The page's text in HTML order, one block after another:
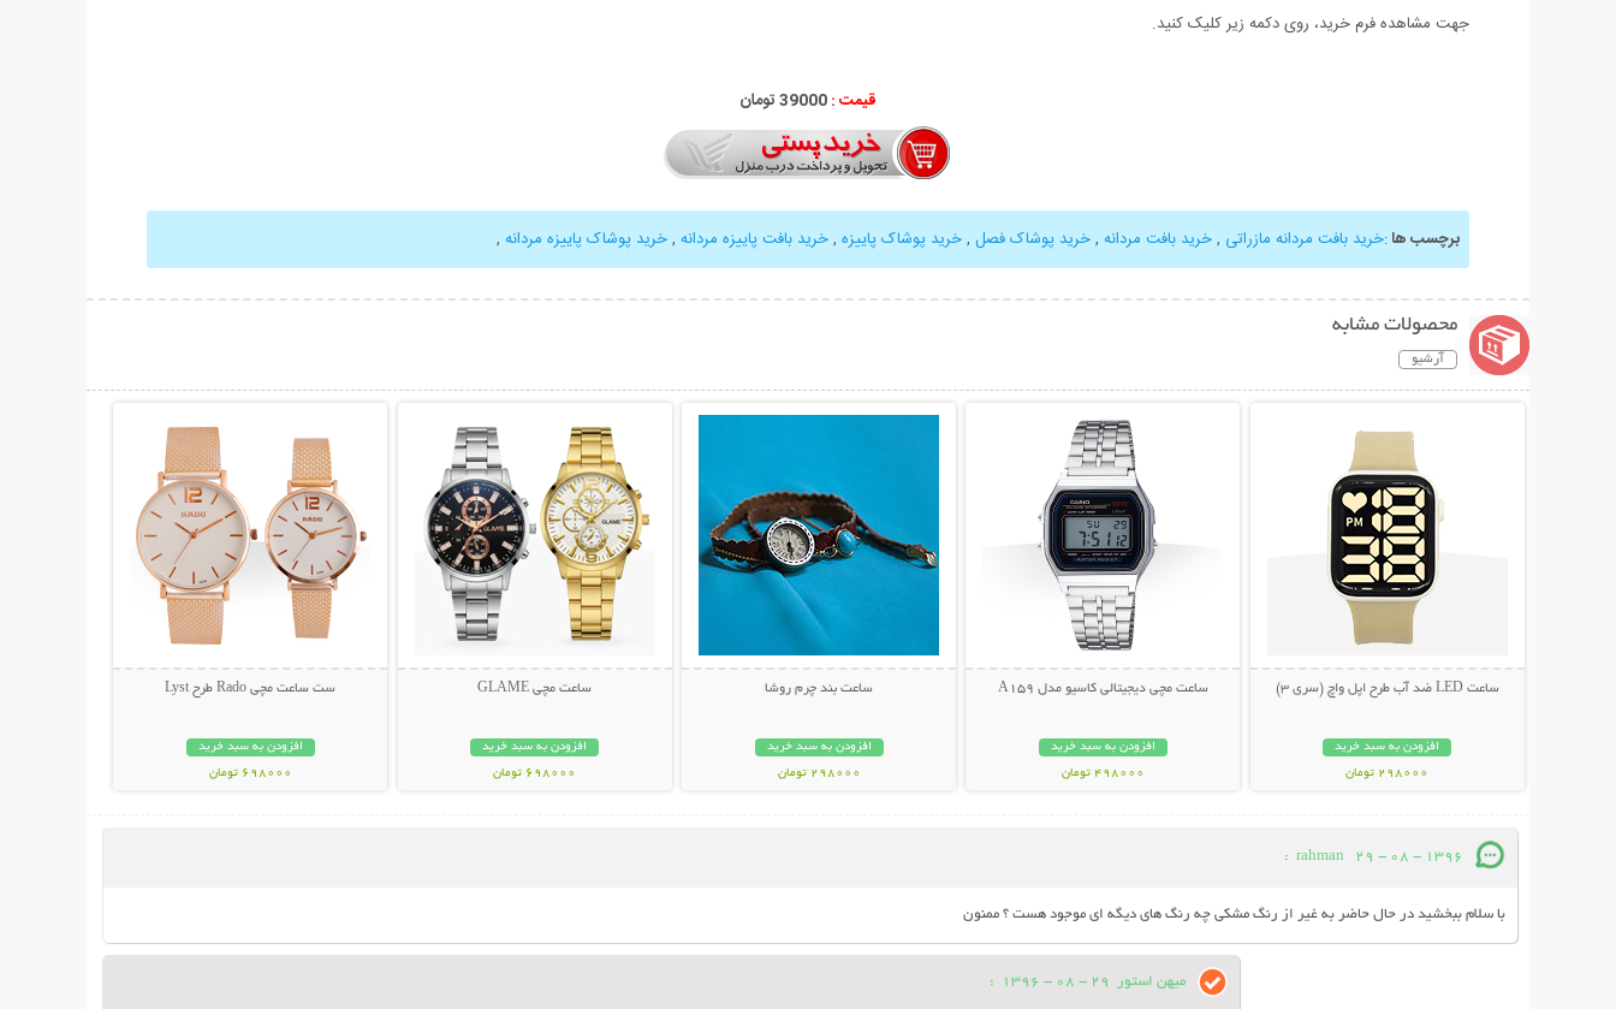
جهت مشاهده فرم خرید، روی دکمه زیر کلیک کنید.
قیمت :39000 تومان
برچسب ها:خرید بافت مردانه مازراتی ,خرید بافت مردانه ,خرید پوشاک فصل ,خرید پوشاک پاییزه ,خرید بافت پاییزه مردانه ,خرید پوشاک پاییزه مردانه ,
محصولات مشابه
آرشیو
ساعت LED ضد آب طرح اپل واچ (سری 3)
افزودن به سبد خرید
298000 تومان
ساعت مچی دیجیتالی کاسیو مدل A159
افزودن به سبد خرید
498000 تومان
ساعت بند چرم روشا
افزودن به سبد خرید
298000 تومان
ساعت مچی GLAME
افزودن به سبد خرید
698000 تومان
ست ساعت مچی Rado طرح Lyst
افزودن به سبد خرید
698000 تومان
rahman 29 - 08 - 1396
:
با سلام ببخشید در حال حاضر به غیر از رنگ مشکی چه رنگ های دیگه ای موجود هست ؟ ممنون
میهن استور 29 - 08 - 1396
: